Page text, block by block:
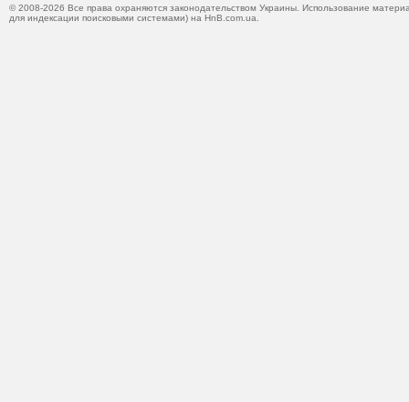
© 2008-2026 Все права охраняются законодательством Украины. Использование
для индексации поисковыми системами) на HnB.com.ua.